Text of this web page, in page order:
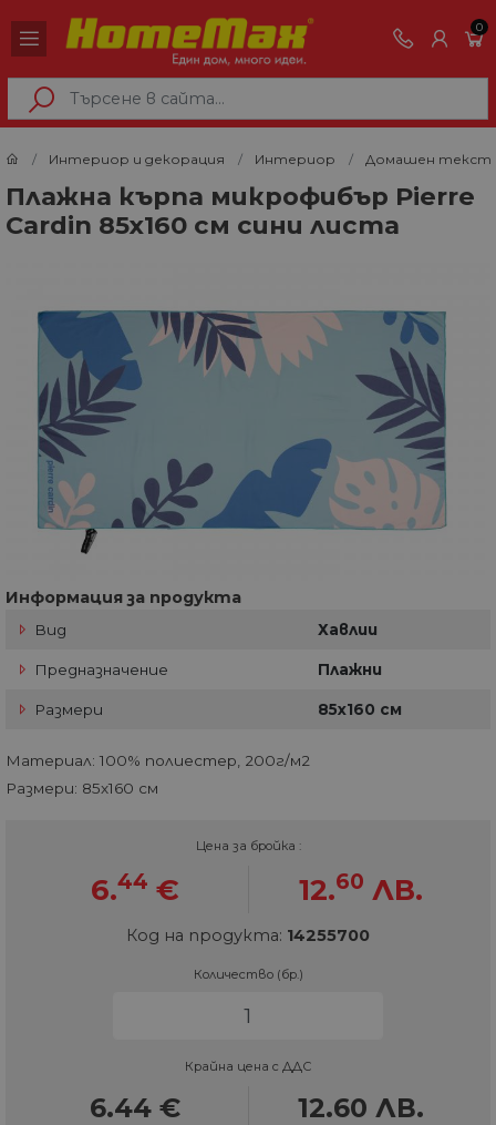
0
Интериор и декорация Интериор Домашен
Плажна кърпа микрофибър Pierre
Cardin 85х160 см сини листа
Информация за продукта
Вид Хавлии
Предназначение Плажни
Размери 85х160 см
Материал: 100% полиестер, 200г/м2
Размери: 85х160 см
Цена за бройка :
6.44 € 12.60 ЛВ.
Код на продукта: 14255700
Количество (бр.)
Крайна цена с ДДС
6.44 € 12.60 ЛВ.